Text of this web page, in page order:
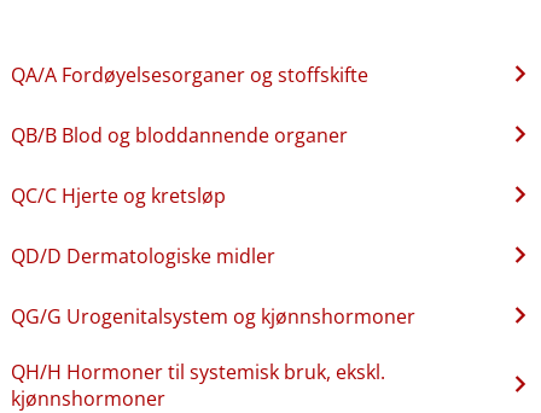
QA​/​A Fordøyelsesorganer og stoffskifte
QB​/​B Blod og bloddannende organer
QC​/​C Hjerte og kretsløp
QD​/​D Dermatologiske midler
QG​/​G Urogenitalsystem og kjønnshormoner
QH​/​H Hormoner til systemisk bruk, ekskl.
kjønnshormoner